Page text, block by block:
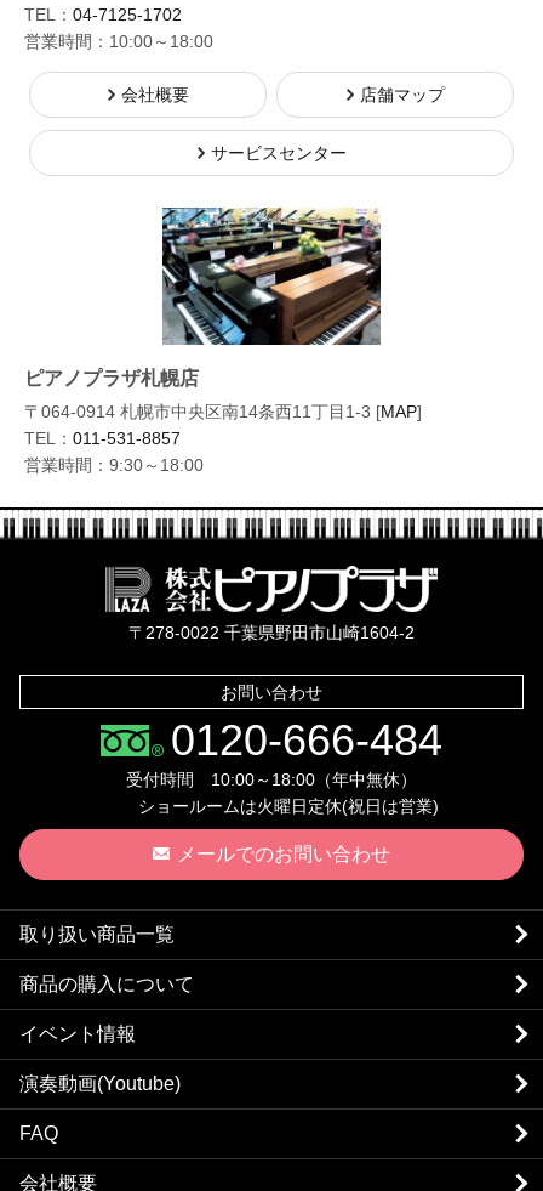
TEL： 04-7125-1702
営業時間：10:00～18:00
会社概要 店舗マップ
サービスセンター
ピアノプラザ札幌店
〒064-0914 札幌市中央区南14条西11丁目1-3 [MAP]
TEL： 011-531-8857
営業時間：9:30～18:00
〒278-0022 千葉県野田市山崎1604-2
お問い合わせ
0120-666-484
受付時間 10:00～18:00（年中無休）
ショールームは火曜日定休(祝日は営業)
メールでのお問い合わせ
取り扱い商品一覧
商品の購入について
イベント情報
演奏動画(Youtube)
FAQ
会社概要